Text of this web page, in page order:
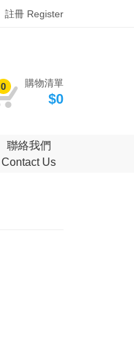
註冊 Register
0 購物清單
$0
聯絡我們
Contact Us